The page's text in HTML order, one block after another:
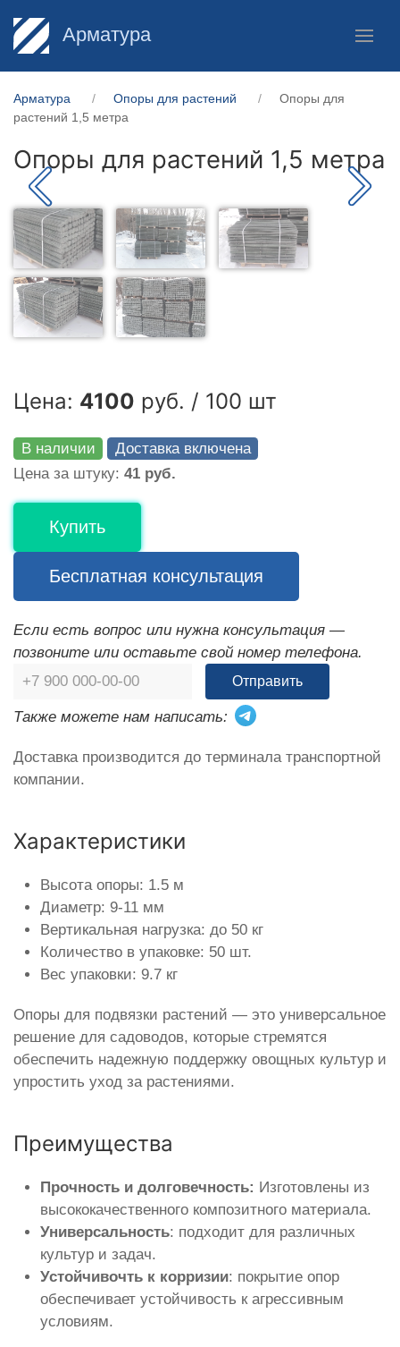
Арматура
Арматура Опоры для растений
Опоры для
растений 1,5 метра
Опоры для растений 1,5 метра
Цена: 4100 руб. / 100 шт
В наличии
Доставка включена
Цена за штуку: 41 руб.
Купить
Бесплатная консультация
Если есть вопрос или нужна консультация —
позвоните или оставьте свой номер телефона.
Отправить
Также можете нам написать:
Доставка производится до терминала транспортной
компании.
Характеристики
Высота опоры: 1.5 м
Диаметр: 9-11 мм
Вертикальная нагрузка: до 50 кг
Количество в упаковке: 50 шт.
Вес упаковки: 9.7 кг
Опоры для подвязки растений — это универсальное
решение для садоводов, которые стремятся
обеспечить надежную поддержку овощных культур и
упростить уход за растениями.
Преимущества
Прочность и долговечность: Изготовлены из
высококачественного композитного материала.
Универсальность: подходит для различных
культур и задач.
Устойчивочть к корризии: покрытие опор
обеспечивает устойчивость к агрессивным
условиям.